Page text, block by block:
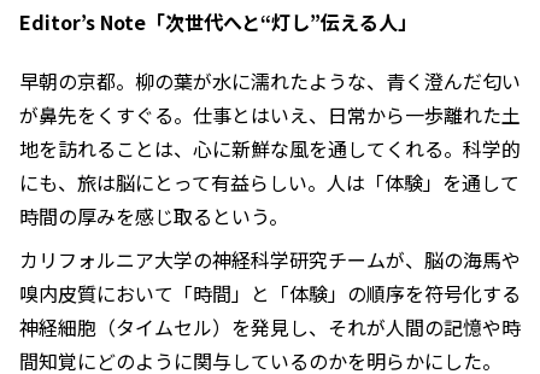
Editor’s Note「次世代へと“灯し”伝える人」
早朝の京都。柳の葉が水に濡れたような、青く澄んだ匂い
が鼻先をくすぐる。仕事とはいえ、日常から一歩離れた土
地を訪れることは、心に新鮮な風を通してくれる。科学的
にも、旅は脳にとって有益らしい。人は「体験」を通して
時間の厚みを感じ取るという。
カリフォルニア大学の神経科学研究チームが、脳の海馬や
嗅内皮質において「時間」と「体験」の順序を符号化する
神経細胞（タイムセル）を発見し、それが人間の記憶や時
間知覚にどのように関与しているのかを明らかにした。